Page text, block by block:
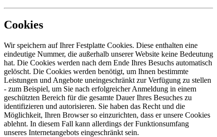
Cookies
Wir speichern auf Ihrer Festplatte Cookies. Diese enthalten eine
eindeutige Nummer, die außerhalb unserer Website keine Bedeutung
hat. Die Cookies werden nach dem Ende Ihres Besuchs automatisch
gelöscht. Die Cookies werden benötigt, um Ihnen bestimmte
Leistungen und Angebote uneingeschränkt zur Verfügung zu stellen
- zum Beispiel, um Sie nach erfolgreicher Anmeldung in einem
geschützten Bereich für die gesamte Dauer Ihres Besuches zu
identifizieren und autorisieren. Sie haben das Recht und die
Möglichkeit, Ihren Browser so einzurichten, dass er unsere Cookies
ablehnt. In diesem Fall kann allerdings der Funktionsumfang
unseres Internetangebots eingeschränkt sein.